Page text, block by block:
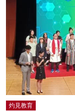
灼見教育